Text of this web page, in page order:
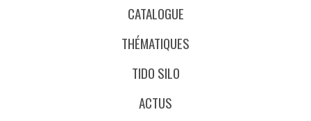
CATALOGUE
THÉMATIQUES
TIDO SILO
ACTUS